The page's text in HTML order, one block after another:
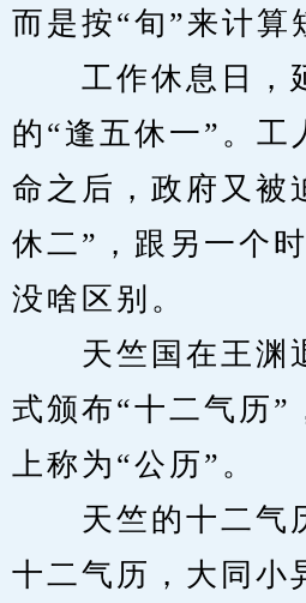
而是按“旬”来计算
工作休息日，
的“逢五休一”。工
命之后，政府又被
休二”，跟另一个
没啥区别。
天竺国在王渊
式颁布“十二气历”
上称为“公历”。
天竺的十二气
十二气历，大同小